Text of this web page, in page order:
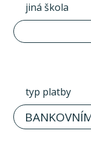
jiná škola
typ platby